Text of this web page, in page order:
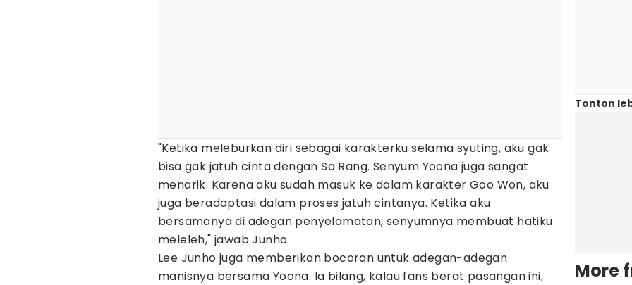
"Ketika meleburkan diri sebagai karakterku selama syuting, aku gak
bisa gak jatuh cinta dengan Sa Rang. Senyum Yoona juga sangat
menarik. Karena aku sudah masuk ke dalam karakter Goo Won, aku
juga beradaptasi dalam proses jatuh cintanya. Ketika aku
bersamanya di adegan penyelamatan, senyumnya membuat hatiku
meleleh," jawab Junho.
Lee Junho juga memberikan bocoran untuk adegan-adegan
manisnya bersama Yoona. Ia bilang, kalau fans berat pasangan ini,
Tonton
More